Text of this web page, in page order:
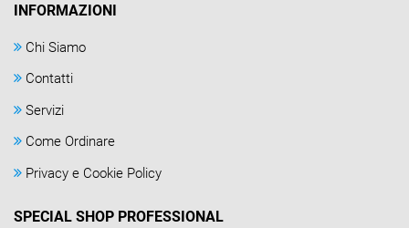
INFORMAZIONI
Chi Siamo
Contatti
Servizi
Come Ordinare
Privacy e Cookie Policy
SPECIAL SHOP PROFESSIONAL